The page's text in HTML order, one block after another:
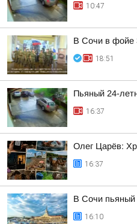
10:47
В Сочи в фойе
18:51
Пьяный 24-
16:37
Олег Царёв:
16:37
В Сочи пьяный
16:10